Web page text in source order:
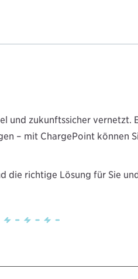
und zukunftssicher vernetzt.
– mit ChargePoint können
die richtige Lösung für Sie